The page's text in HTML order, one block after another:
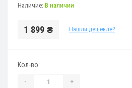
Наличие: В наличии
1 899 ₴ Нашли дешевле?
Кол-во:
- +